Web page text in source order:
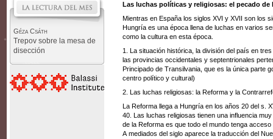
Géza Csáth
Trepov sobre la mesa de
disección
Las luchas políticas y religiosas: el pecado
Mientras en España los siglos XVI y XVII son los
Hungría es una época llena de luchas en varios
como la cultura en esta época.
1. La situación histórica, la división del país en
las provincias occidentales y septentrionales
Principado de Transilvania, que es la única parte
centro político y cultural)
2. Las luchas religiosas: la Reforma y la
La Reforma llega a Hungría en los años 20 del s.
40. Las luchas religiosas tienen una influencia
de la Reforma es que todo el mundo tenga
A mediados del siglo aparece la traducción del